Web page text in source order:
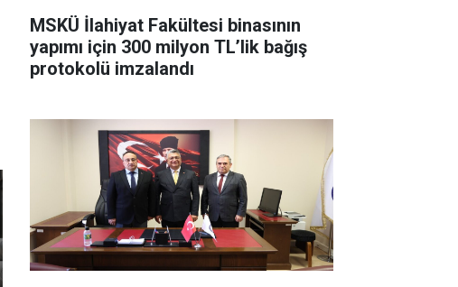
MSKÜ İlahiyat Fakültesi binasının
yapımı için 300 milyon TL’lik bağış
protokolü imzalandı